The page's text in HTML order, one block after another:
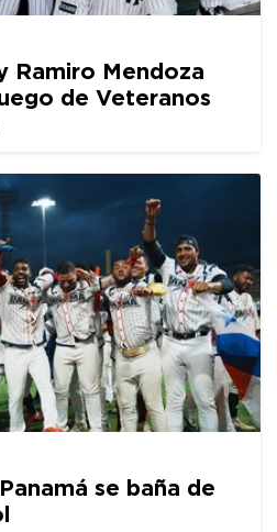
Ramiro Mendoza
de Veteranos
se baña de